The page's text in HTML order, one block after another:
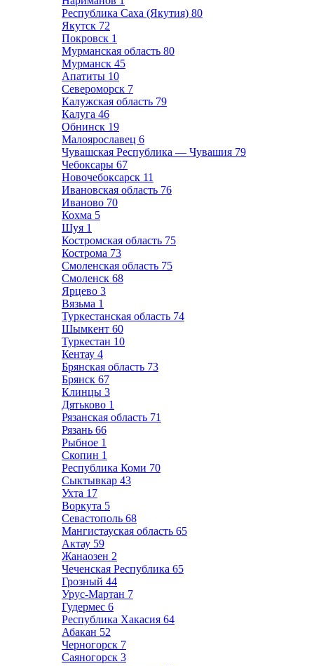
Республика Саха (Якутия) 80
Якутск 72
Покровск 1
Мурманская область 80
Мурманск 45
Апатиты 10
Североморск 7
Калужская область 79
Калуга 46
Обнинск 19
Малоярославец 6
Чувашская Республика — Чувашия 79
Чебоксары 67
Новочебоксарск 11
Ивановская область 76
Иваново 70
Кохма 5
Шуя 1
Костромская область 75
Кострома 73
Смоленская область 75
Смоленск 68
Ярцево 3
Вязьма 1
Туркестанская область 74
Шымкент 60
Туркестан 10
Кентау 4
Брянская область 73
Брянск 67
Клинцы 3
Дятьково 1
Рязанская область 71
Рязань 66
Рыбное 1
Скопин 1
Республика Коми 70
Сыктывкар 43
Ухта 17
Воркута 5
Севастополь 68
Мангистауская область 65
Актау 59
Жанаозен 2
Чеченская Республика 65
Грозный 44
Урус-Мартан 7
Гудермес 6
Республика Хакасия 64
Абакан 52
Черногорск 7
Саяногорск 3